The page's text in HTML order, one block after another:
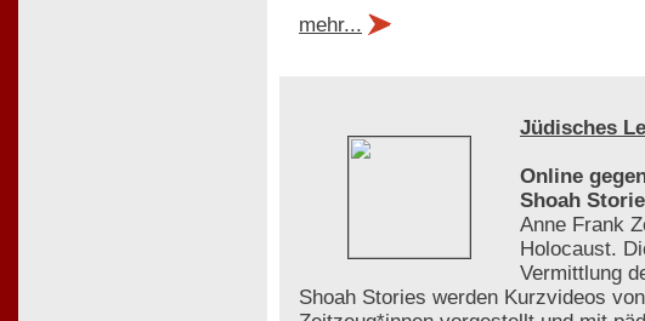
mehr...
Jüdisches
Online
Shoah
Anne Frank
Holocaust.
Vermittlung
Shoah Stories werden Kurzvideos